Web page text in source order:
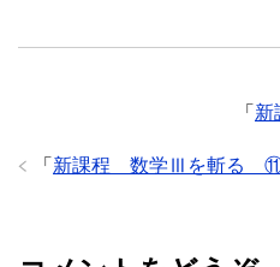
「
「 新課程 数学Ⅲを斬る